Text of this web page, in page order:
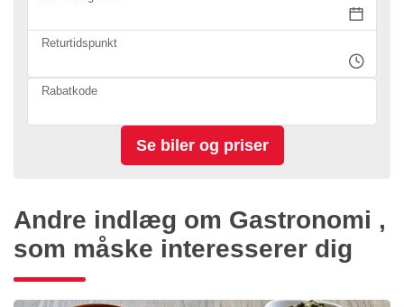
Returtidspunkt
Rabatkode
Andre indlæg om Gastronomi ,
som måske interesserer dig